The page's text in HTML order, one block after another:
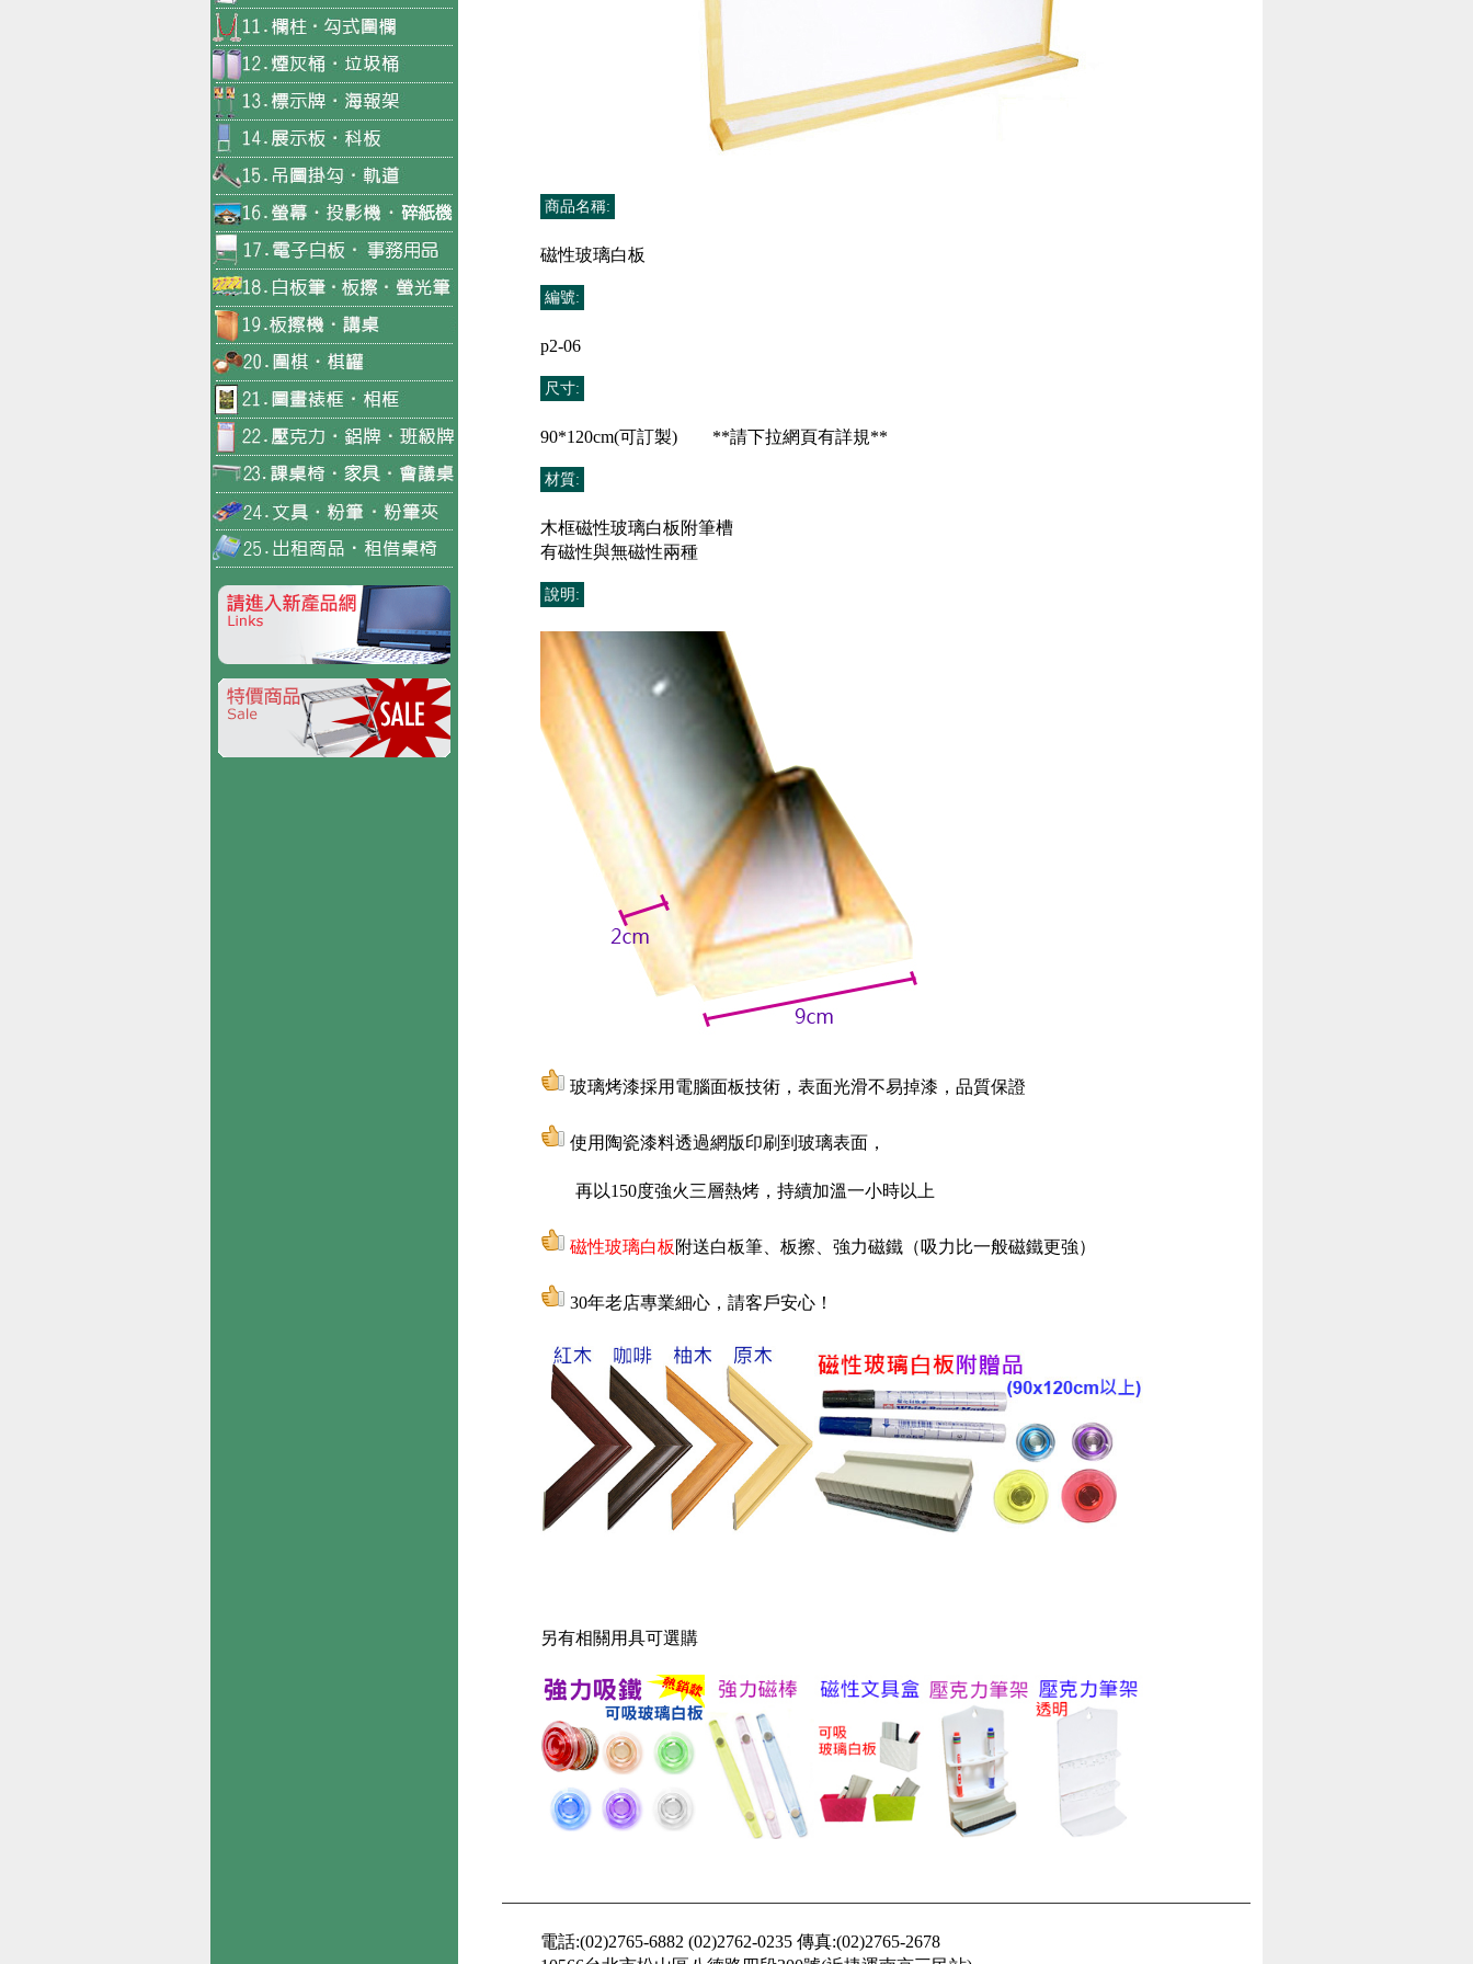
商品名稱:
磁性玻璃白板
編號:
p2-06
尺寸:
90*120cm(可訂製) **請下拉網頁有詳規**
材質:
木框磁性玻璃白板附筆槽
有磁性與無磁性兩種
說明:
玻璃烤漆採用電腦面板技術， 表面光滑不易掉漆，品質保證
使用陶瓷漆料透過網版印刷到玻璃表面，
再以150度強火三層熱烤，持續加溫一小時以上
磁性玻璃白板 附送白板筆、板擦、 強力磁鐵（吸力比一般磁鐵更強）
30年老店專業細心，請客戶安心！
另有相關用具可選購
電話:(02)2765-6882 (02)2762-0235 傳真:(02)2765-2678